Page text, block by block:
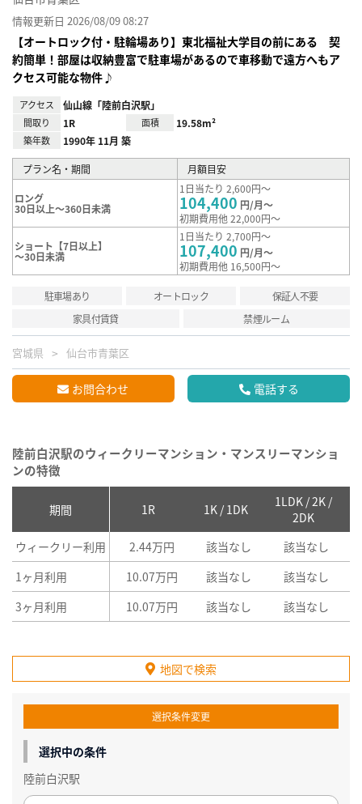
情報更新日 2026/08/09 08:27
【オートロック付・駐輪場あり】東北福祉大学目の前にある 契
約簡単！部屋は収納豊富で駐車場があるので車移動で遠方へもア
クセス可能な物件♪
アクセス 仙山線「陸前白沢駅」
間取り 1R 面積 19.58m²
築年数 1990年 11月 築
プラン名・期間 月額目安
ロング
30日以上～360日未満
1日当たり 2,600円～
104,400 円/月～
初期費用他 22,000円～
ショート【7日以上】
～30日未満
1日当たり 2,700円～
107,400 円/月～
初期費用他 16,500円～
駐車場あり オートロック
保証人不要
家具付賃貸
禁煙ルーム
宮城県 仙台市青葉区
お問合わせ 電話する
陸前白沢駅のウィークリーマンション・マンスリーマンショ
ンの特徴
期間 1R 1K / 1DK
1LDK / 2K /
2DK
ウィークリー利用 2.44万円 該当なし 該当なし
1ヶ月利用
10.07万円 該当なし 該当なし
3ヶ月利用
10.07万円 該当なし 該当なし
地図で検索
選択条件変更
選択中の条件
陸前白沢駅